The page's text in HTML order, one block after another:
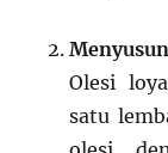
Olesi
satu